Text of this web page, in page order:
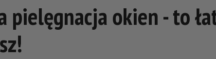
pielęgnacja okien - to